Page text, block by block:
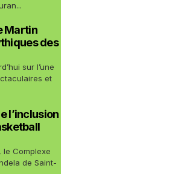
Martin
des
sur l’une
et
l’inclusion
le Complexe
de Saint-